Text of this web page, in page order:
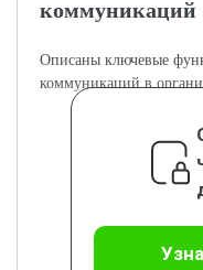
коммуникаций
Описаны ключевые
коммуникаций в